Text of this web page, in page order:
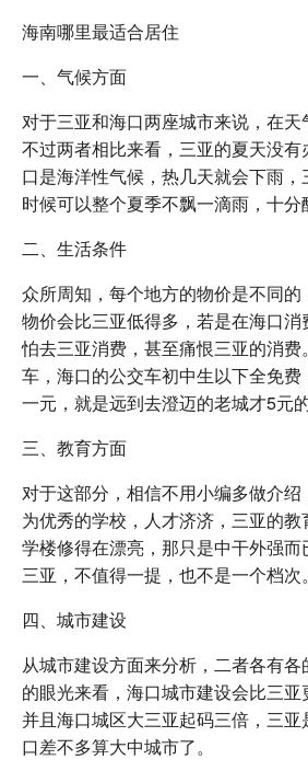
海南哪里最适合居住
一、气候方面
对于三亚和海口两座城市来说，在天
不过两者相比来看，三亚的夏天没
口是海洋性气候，热几天就会下雨
时候可以整个夏季不飘一滴雨，十分
二、生活条件
众所周知，每个地方的物价是不同
物价会比三亚低得多，若是在海口
怕去三亚消费，甚至痛恨三亚的消
车，海口的公交车初中生以下全免
一元，就是远到去澄迈的老城才5元的
三、教育方面
对于这部分，相信不用小编多做介
为优秀的学校，人才济济，三亚的
学楼修得在漂亮，那只是中干外强
三亚，不值得一提，也不是一个档次。
四、城市建设
从城市建设方面来分析，二者各有各
的眼光来看，海口城市建设会比三亚
并且海口城区大三亚起码三倍，三
口差不多算大中城市了。